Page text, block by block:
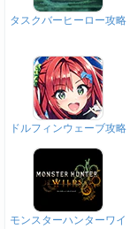
タスクバーヒーロー攻略
ドルフィンウェーブ攻略
モンスターハンターワイ